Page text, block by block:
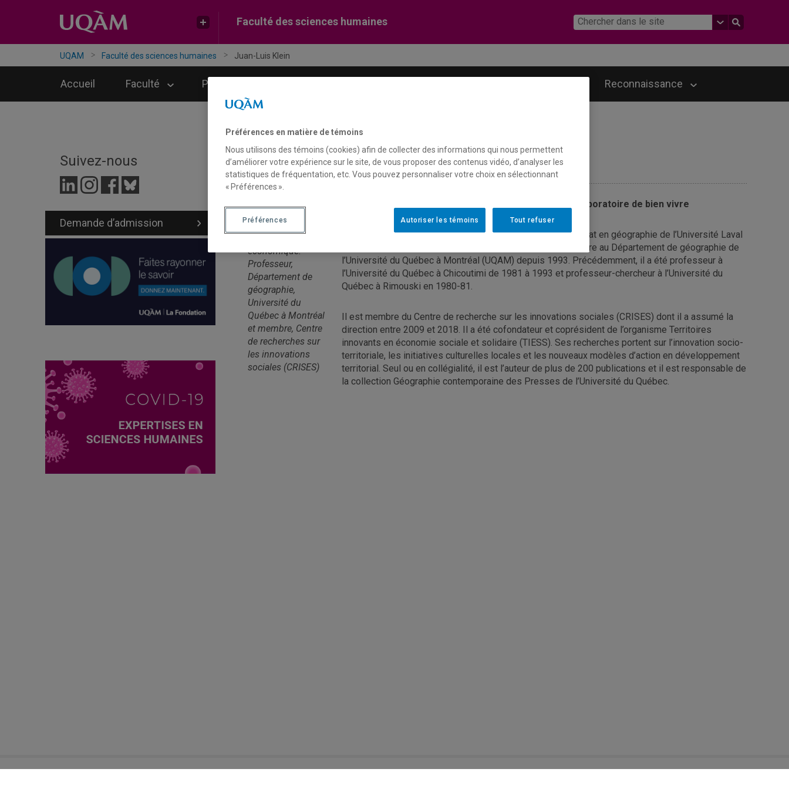
Faculté des sciences humaines
UQAM Faculté des sciences humaines Juan-Luis Klein
Accueil Faculté Programmes Reconnaissance
Suivez-nous
Demande d’admission
Juan-Luis Klein
Juan-Luis Klein, Ph.
économique.
Professeur,
Département de
géographie,
Université du
Québec à Montréal
et membre, Centre
de recherches sur
les innovations
sociales (CRISES)
L’approche territoriale pour faire du Quartier latin un laboratoire de bien vivre
« Caballero de Chile », Juan-Luis Klein, détenteur d’un doctorat en géographie de l’Université Laval
spécialisé en géographie économique, est professeur titulaire au Département de géographie de
l’Université du Québec à Montréal (UQAM) depuis 1993. Précédemment, il a été professeur à
l’Université du Québec à Chicoutimi de 1981 à 1993 et professeur-chercheur à l’Université du
Québec à Rimouski en 1980-81.
Il est membre du Centre de recherche sur les innovations sociales (CRISES) dont il a assumé la
direction entre 2009 et 2018. Il a été cofondateur et coprésident de l’organisme Territoires
innovants en économie sociale et solidaire (TIESS). Ses recherches portent sur l’innovation socio-
territoriale, les initiatives culturelles locales et les nouveaux modèles d’action en développement
territorial. Seul ou en collégialité, il est l’auteur de plus de 200 publications et il est responsable de
la collection Géographie contemporaine des Presses de l’Université du Québec.
Préférences en matière de témoins
Nous utilisons des témoins (cookies) afin de collecter des informations qui nous permettent
d’améliorer votre expérience sur le site, de vous proposer des contenus vidéo, d’analyser les
statistiques de fréquentation, etc. Vous pouvez personnaliser votre choix en sélectionnant
« Préférences ».
Tout refuser
Autoriser les témoins
Préférences